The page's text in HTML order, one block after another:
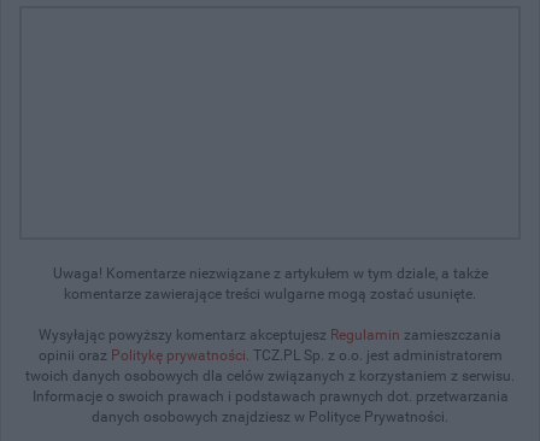
Uwaga! Komentarze niezwiązane z artykułem w tym dziale, a także
komentarze zawierające treści wulgarne mogą zostać usunięte.
Wysyłając powyższy komentarz akceptujesz Regulamin zamieszczania
opinii oraz Politykę prywatności. TCZ.PL Sp. z o.o. jest administratorem
twoich danych osobowych dla celów związanych z korzystaniem z serwisu.
Informacje o swoich prawach i podstawach prawnych dot. przetwarzania
danych osobowych znajdziesz w Polityce Prywatności.